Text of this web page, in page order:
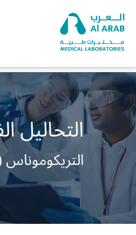
التحاليل
التريكوموناس (PCR)